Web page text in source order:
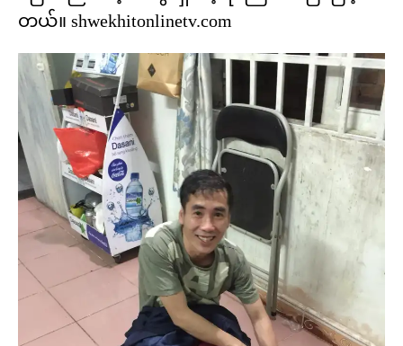
တယ်။ shwekhitonlinetv.com